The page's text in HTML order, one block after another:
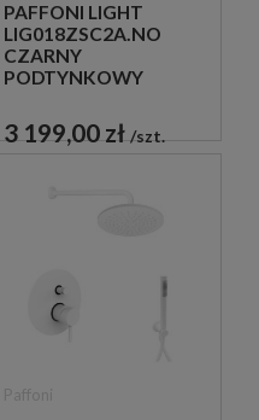
PAFFONI LIGHT
LIG018ZSC2A.NO
CZARNY
PODTYNKOWY
PRYSZNICOWY
3 199,00 zł szt.